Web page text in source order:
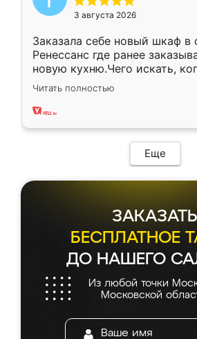
3 августа 2026
Заказала себе новый шкаф в
Ренессанс где ранее
новую кухню.Чего искать,
вполне довольна. Служит
два года, нареканий нет.
Читать полностью
Еще
ЗАКАЗАТЬ
БЕСПЛАТНОЕ
ДО НАШЕГО
Из любой точки
Московской